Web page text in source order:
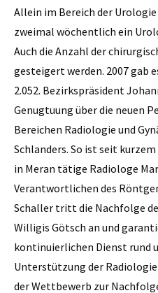
Allein im Bereich der
zweimal wöchentlich ein
Auch die Anzahl der
gesteigert werden. 2007 gab
2.052. Bezirkspräsident
Genugtuung über die neuen
Bereichen Radiologie und
Schlanders. So ist seit
in Meran tätige Radiologe
Verantwortlichen des
Schaller tritt die Nachfolge
Willigis Götsch an und
kontinuierlichen Dienst rund
Unterstützung der Radiologie
der Wettbewerb zur